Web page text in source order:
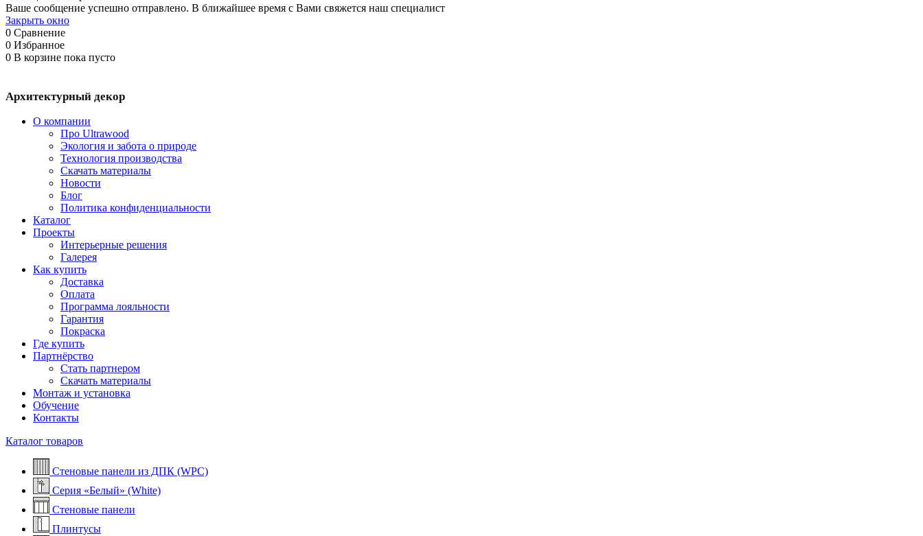
Ваше сообщение успешно отправлено. В ближайшее время с Вами свяжется наш специалист
Закрыть окно
0 Сравнение
0 Избранное
0 В корзине пока пусто
Архитектурный декор
О компании
Про Ultrawood
Экология и забота о природе
Технология производства
Скачать материалы
Новости
Блог
Политика конфиденциальности
Каталог
Проекты
Интерьерные решения
Галерея
Как купить
Доставка
Оплата
Программа лояльности
Гарантия
Покраска
Где купить
Партнёрство
Стать партнером
Скачать материалы
Монтаж и установка
Обучение
Контакты
Каталог товаров
Стеновые панели из ДПК (WPC)
Серия «Белый» (White)
Стеновые панели
Плинтусы